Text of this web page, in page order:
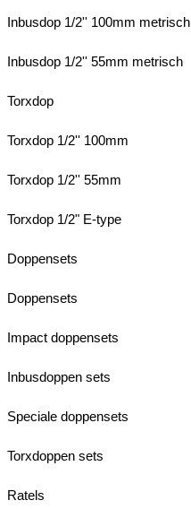
Inbusdop 1/2'' 100mm metrisch
Inbusdop 1/2'' 55mm metrisch
Torxdop
Torxdop 1/2'' 100mm
Torxdop 1/2'' 55mm
Torxdop 1/2" E-type
Doppensets
Doppensets
Impact doppensets
Inbusdoppen sets
Speciale doppensets
Torxdoppen sets
Ratels